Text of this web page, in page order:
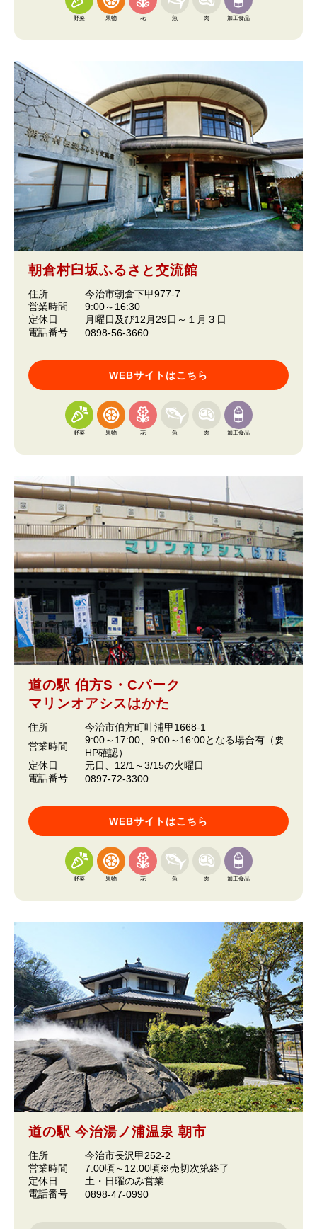
野菜 果物 花 魚 肉 加工食品
朝倉村臼坂ふるさと交流館
住所
今治市朝倉下甲977-7
営業時間
9:00～16:30
定休日
月曜日及び12月29日～１月３日
電話番号
0898-56-3660
WEBサイトはこちら
野菜 果物 花 魚 肉 加工食品
道の駅 伯方S・Cパーク
マリンオアシスはかた
住所
今治市伯方町叶浦甲1668-1
営業時間
9:00～17:00、9:00～16:00となる場合有（要
HP確認）
定休日
元日、12/1～3/15の火曜日
電話番号
0897-72-3300
WEBサイトはこちら
野菜 果物 花 魚 肉 加工食品
道の駅 今治湯ノ浦温泉 朝市
住所
今治市長沢甲252-2
営業時間
7:00頃～12:00頃※売切次第終了
定休日
土・日曜のみ営業
電話番号
0898-47-0990